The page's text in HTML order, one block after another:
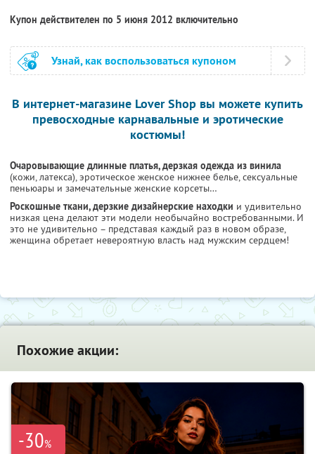
Купон действителен по 5 июня 2012 включительно
Узнай, как воспользоваться купоном
В интернет-магазине Lover Shop вы можете купить
превосходные карнавальные и эротические
костюмы!
Очаровывающие длинные платья, дерзкая одежда из винила
(кожи, латекса), эротическое женское нижнее белье, сексуальные
пеньюары и замечательные женские корсеты…
Роскошные ткани, дерзкие дизайнерские находки и удивительно
низкая цена делают эти модели необычайно востребованными. И
это не удивительно – представая каждый раз в новом образе,
женщина обретает невероятную власть над мужским сердцем!
Похожие акции:
-30%